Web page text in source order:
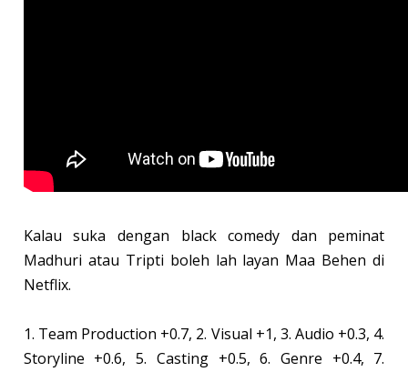
Kalau suka dengan black comedy dan peminat
Madhuri atau Tripti boleh lah layan Maa Behen di
Netflix.
1. Team Production +0.7, 2. Visual +1, 3. Audio +0.3, 4.
Storyline +0.6, 5. Casting +0.5, 6. Genre +0.4, 7.